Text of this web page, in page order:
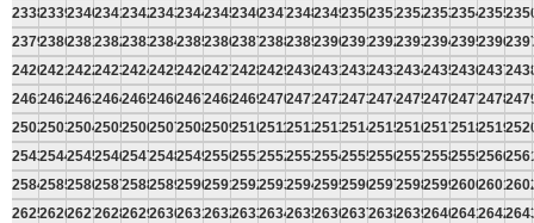
233823392340234123422343234423452346234723482349235023512352235323542355
237923802381238223832384238523862387238823892390239123922393239423952396
242024212422242324242425242624272428242924302431243224332434243524362437
246124622463246424652466246724682469247024712472247324742475247624772478
250225032504250525062507250825092510251125122513251425152516251725182519
254325442545254625472548254925502551255225532554255525562557255825592560
258425852586258725882589259025912592259325942595259625972598259926002601
262526262627262826292630263126322633263426352636263726382639264026412642